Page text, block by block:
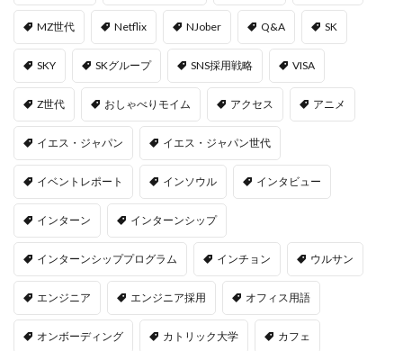
MZ世代 Netflix NJober Q&A SK
SKY SKグループ SNS採用戦略 VISA
Z世代 おしゃべりモイム アクセス アニメ
イエス・ジャパン イエス・ジャパン世代
イベントレポート インソウル インタビュー
インターン インターンシップ
インターンシッププログラム インチョン ウルサン
エンジニア エンジニア採用 オフィス用語
オンボーディング カトリック大学 カフェ